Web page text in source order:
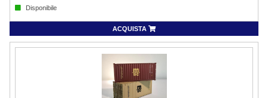
Disponibile
ACQUISTA